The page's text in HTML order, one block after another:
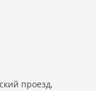
проезд,